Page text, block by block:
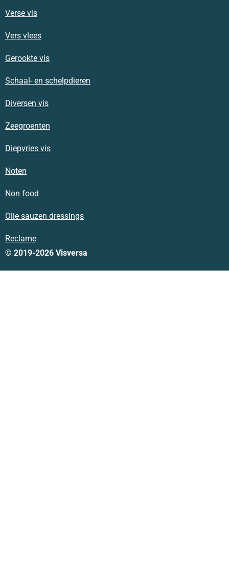
Verse vis
Vers vlees
Gerookte vis
Schaal- en schelpdieren
Diversen vis
Zeegroenten
Diepvries vis
Noten
Non food
Olie sauzen dressings
Reclame
© 2019-2026 Visversa